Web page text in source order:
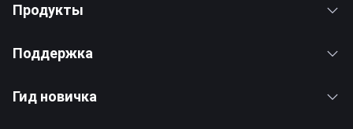
Продукты
Поддержка
Гид новичка